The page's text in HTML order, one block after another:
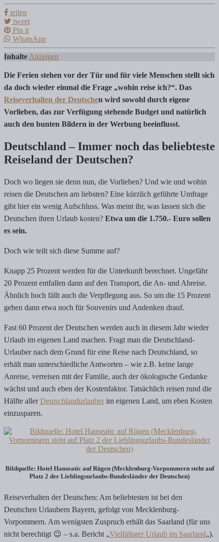
Tanja Klindworth
Die Ferien stehen vor der Tür und für viele Menschen stellt sich da
teilen
tweet
Pin it
WhatsApp
Inhalte Anzeigen
Die Ferien stehen vor der Tür und für viele Menschen stellt sich
da doch wieder einmal die Frage „wohin reise ich?“. Das
Reiseverhalten der Deutschen wird sowohl durch eigene
Vorlieben, das zur Verfügung stehende Budget und natürlich
auch den bunten Bildern in der Werbung beeinflusst.
Deutschland – Immer noch das beliebteste
Reiseland der Deutschen?
Doch wo liegen sie denn nun, die Vorlieben? Und wie und wohin
reisen die Deutschen am liebsten? Eine kürzlich geführte Umfrage
gibt hier ein wenig Aufschluss. Was meint ihr, was lassen sich die
Deutschen ihren Urlaub kosten? Etwa um die 1.750.- Euro sollen
es sein.
Doch wie teilt sich diese Summe auf?
Knapp 25 Prozent werden für die Unterkunft berechnet. Ungefähr
20 Prozent entfallen dann auf den Transport, die An- und Abreise.
Ähnlich hoch fällt auch die Verpflegung aus. So um die 15 Prozent
gehen dann etwa noch für Souvenirs und Andenken drauf.
Fast 60 Prozent der Deutschen werden auch in diesem Jahr wieder
Urlaub im eigenen Land machen. Fragt man die Deutschland-
Urlauber nach dem Grund für eine Reise nach Deutschland, so
erhält man unterschiedliche Antworten – wie z.B. keine lange
Anreise, verreisen mit der Familie, auch der ökologische Gedanke
wächst und auch eben der Kostenfaktor. Tatsächlich reisen rund die
Hälfte allerDeutschlandurlauber im eigenen Land, um eben Kosten
einzusparen.
Bildquelle: Hotel Hanseatic auf Rügen (Mecklenburg-Vorpommern steht auf
Platz 2 der Lieblingsurlaubs-Bundesländer der Deutschen)
Reiseverhalten der Deutschen: Am beliebtesten ist bei den
Deutschen Urlaubern Bayern, gefolgt von Mecklenburg-
Vorpommern. Am wenigsten Zuspruch erhält das Saarland (für uns
nicht berechtigt 😉 – s.a. Bericht „Vielfältiger Urlaub im Saarland„).